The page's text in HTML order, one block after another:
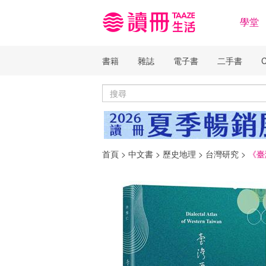
學堂
書籍 雜誌 電子書 二手書
首頁 > 中文書 > 歷史地理 > 台灣研究 > 《